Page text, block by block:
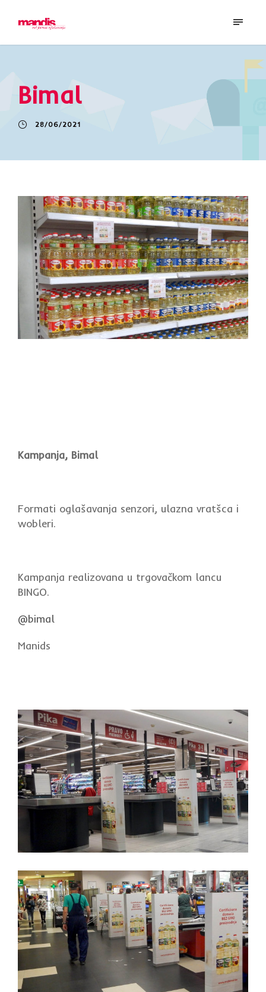
Bimal
28/06/2021
Kampanja, Bimal
Formati oglašavanja senzori, ulazna vratšca i
wobleri.
Kampanja realizovana u trgovačkom lancu
BINGO.
@bimal
Manids